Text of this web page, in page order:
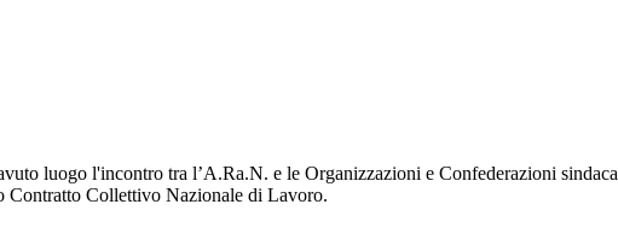
luogo l'incontro tra l’A.Ra.N. e le Organizzazioni e Confederazioni
Contratto Collettivo Nazionale di Lavoro.